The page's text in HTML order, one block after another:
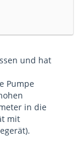
und hat
Pumpe
in die
mit